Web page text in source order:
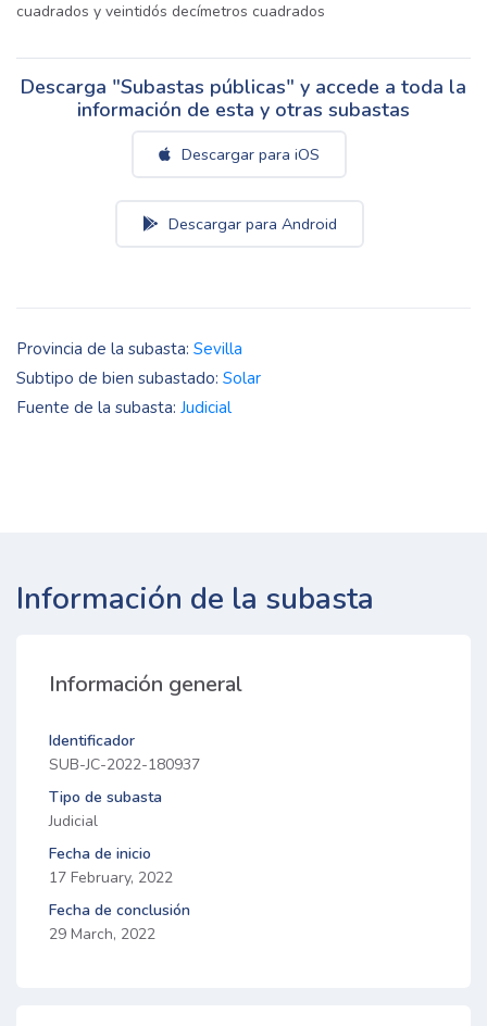
cuadrados y veintidós decímetros cuadrados
Descarga "Subastas públicas" y accede a toda la
información de esta y otras subastas
Descargar para iOS
Descargar para Android
Provincia de la subasta: Sevilla
Subtipo de bien subastado: Solar
Fuente de la subasta: Judicial
Información de la subasta
Información general
Identificador
SUB-JC-2022-180937
Tipo de subasta
Judicial
Fecha de inicio
17 February, 2022
Fecha de conclusión
29 March, 2022